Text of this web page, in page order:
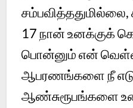
சம்பவித்ததுமில்லை,
17 நான் உனக்குக்
பொன்னும் என்
ஆபரணங்களை நீ
ஆண்சுரூபங்களை